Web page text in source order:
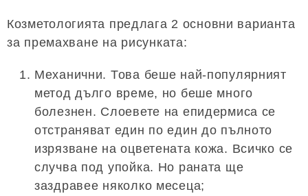
Козметологията предлага 2 основни варианта
за премахване на рисунката:
Механични. Това беше най-популярният
метод дълго време, но беше много
болезнен. Слоевете на епидермиса се
отстраняват един по един до пълното
изрязване на оцветената кожа. Всичко се
случва под упойка. Но раната ще
заздравее няколко месеца;